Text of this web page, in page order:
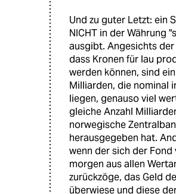
Und zu guter Letzt: ein
NICHT in der Währung
ausgibt. Angesichts der
dass Kronen für lau
werden können, sind
Milliarden, die nominal
liegen, genauso viel
gleiche Anzahl
norwegische
herausgegeben hat.
wenn der sich der Fond
morgen aus allen
zurückzöge, das Geld
überwiese und diese